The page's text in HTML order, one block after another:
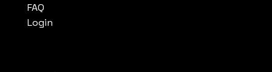
FAQ
Login